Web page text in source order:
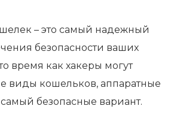
– это самый надежный
безопасности ваших
время как хакеры могут
виды кошельков, аппаратные
безопасные вариант.